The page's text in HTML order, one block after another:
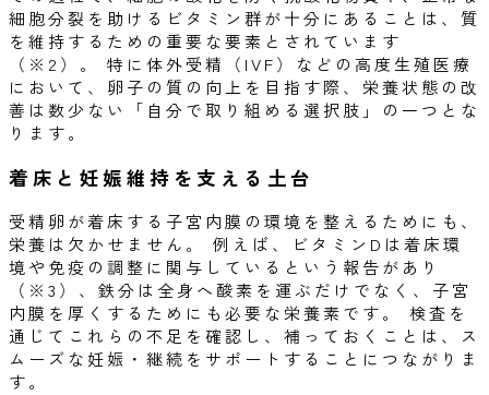
細胞分裂を助けるビタミン群が十分にあることは、質
を維持するための重要な要素とされています
（※2）。 特に体外受精（IVF）などの高度生殖医療
において、卵子の質の向上を目指す際、栄養状態の改
善は数少ない「自分で取り組める選択肢」の一つとな
ります。
着床と妊娠維持を支える土台
受精卵が着床する子宮内膜の環境を整えるためにも、
栄養は欠かせません。 例えば、ビタミンDは着床環
境や免疫の調整に関与しているという報告があり
（※3）、鉄分は全身へ酸素を運ぶだけでなく、子宮
内膜を厚くするためにも必要な栄養素です。 検査を
通じてこれらの不足を確認し、補っておくことは、ス
ムーズな妊娠・継続をサポートすることにつながりま
す。